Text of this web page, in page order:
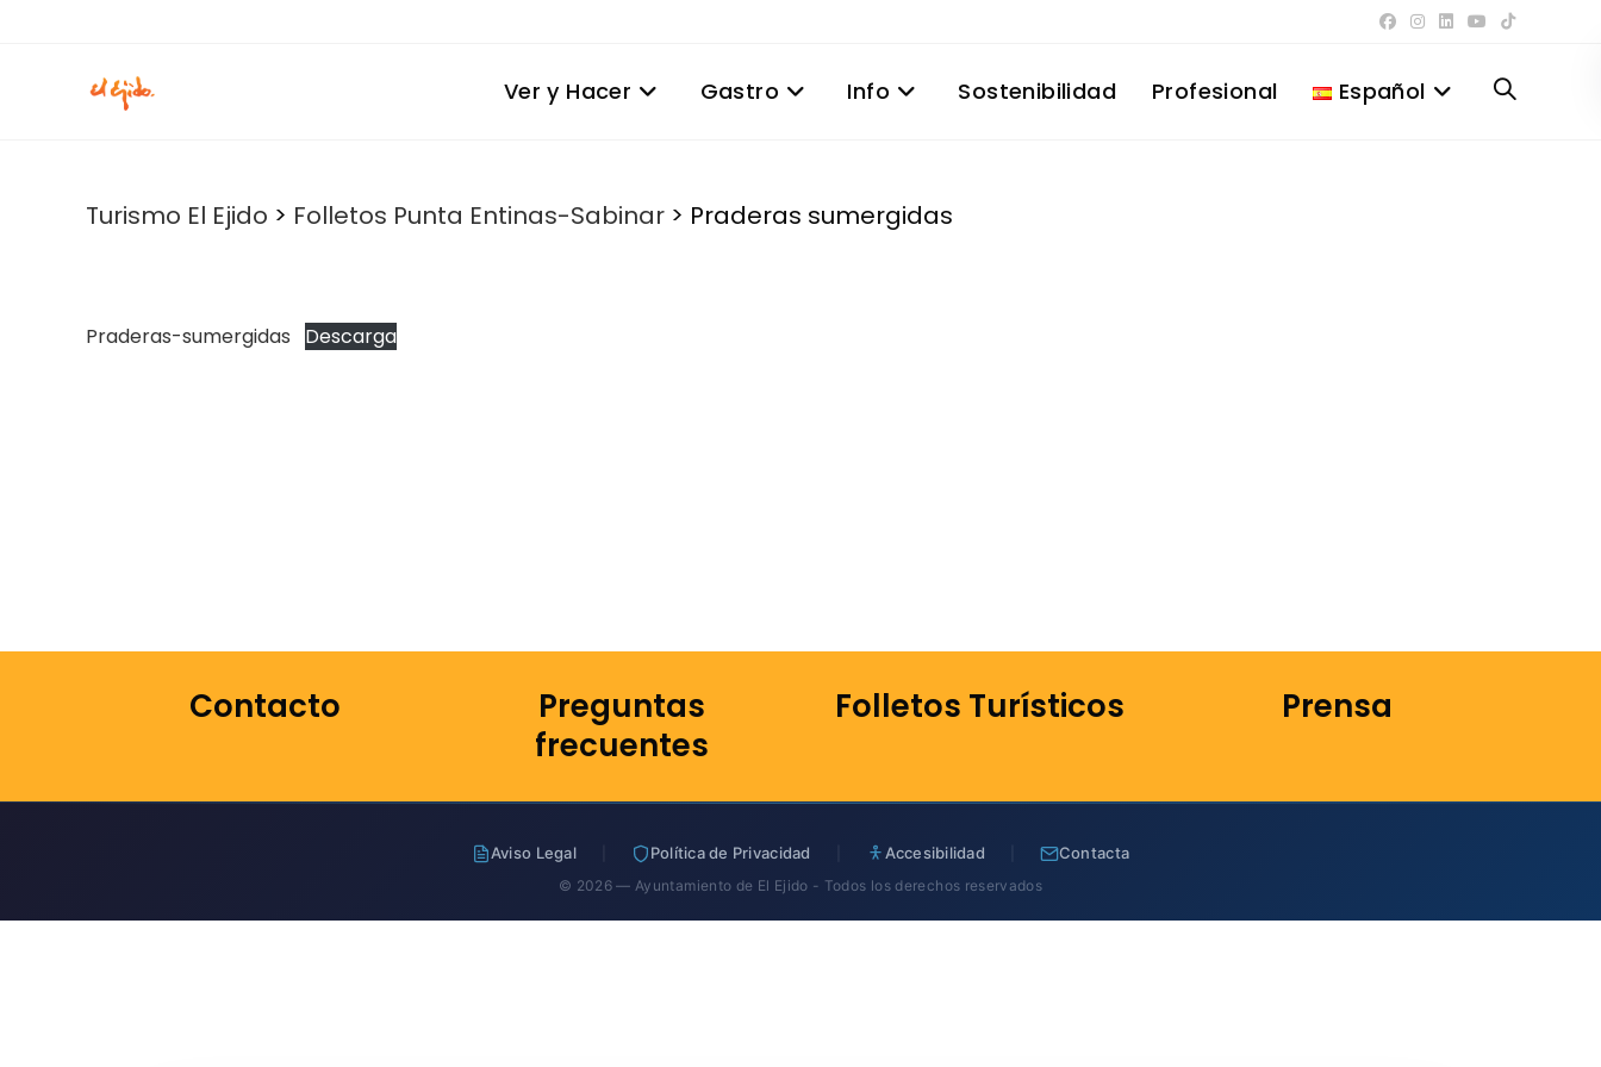
Ver y Hacer Gastro Info Sostenibilidad Profesional Español Alternar
Turismo El Ejido > Folletos Punta Entinas-Sabinar > Praderas sumergidas
Praderas-sumergidas Descarga
Contacto
Preguntas
frecuentes
Folletos Turísticos Prensa
Aviso Legal Política de Privacidad Accesibilidad Contacta
© 2026 — Ayuntamiento de El Ejido - Todos los derechos reservados